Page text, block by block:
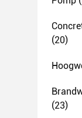
(20)
(23)